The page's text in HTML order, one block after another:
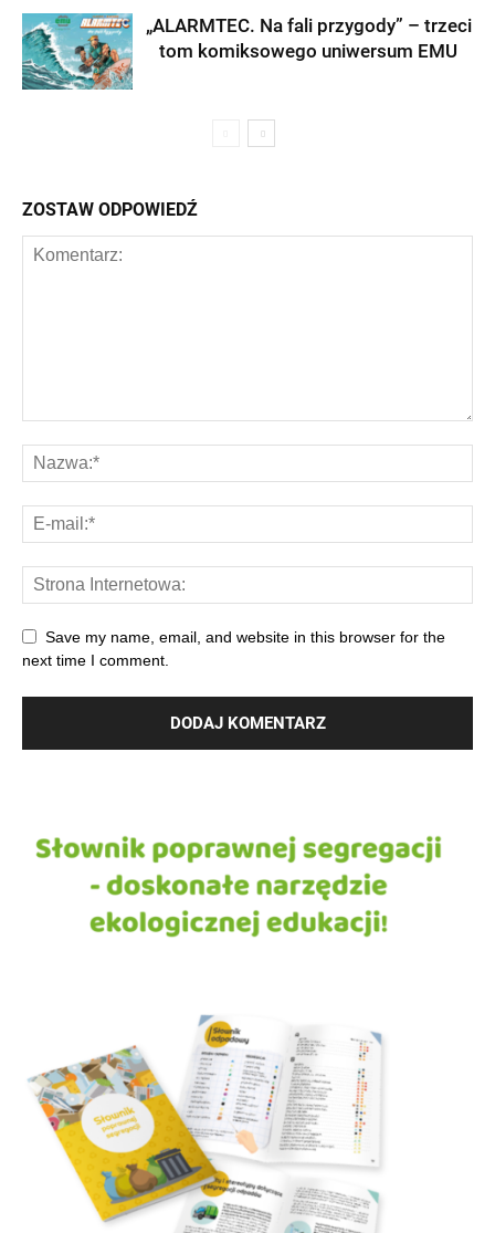
„ALARMTEC. Na fali przygody” – trzeci
tom komiksowego uniwersum EMU
ZOSTAW ODPOWIEDŹ
Save my name, email, and website in this browser for the
next time I comment.